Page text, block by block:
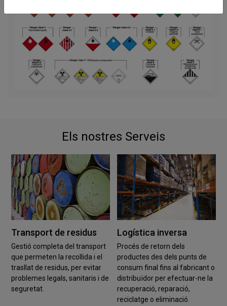
Els nostres Serveis
Transport de residus
Gestió completa del transport
que permeten la recollida i el
trasllat de residus, per evitar
problemes legals, sanitaris i de
seguretat.
Logística inversa
Procés de retorn dels
productes des dels punts de
consum final fins al fabricant o
distribuïdor per efectuar-ne la
recuperació, reparació,
reciclatge o eliminació.